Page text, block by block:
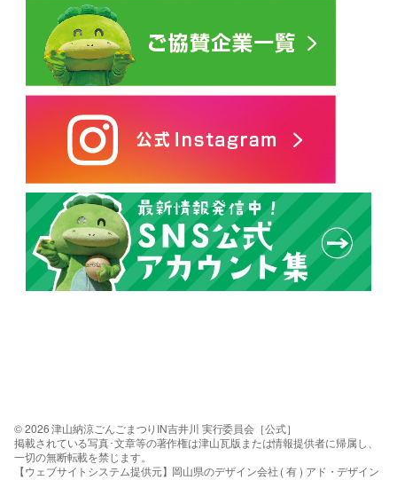
© 2026 津山納涼ごんごまつりIN吉井川 実行委員会［公式］
掲載されている写真･文章等の著作権は津山瓦版または情報提供者に帰属し、
一切の無断転載を禁じます。
【ウェブサイトシステム提供元】岡山県のデザイン会社 ( 有 ) アド・デザイン